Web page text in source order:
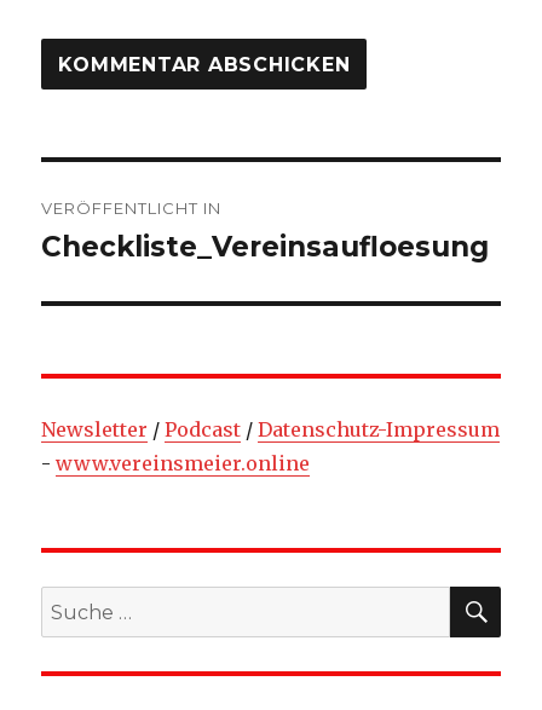
VERÖFFENTLICHT IN
Checkliste_Vereinsaufloesung
Newsletter /Podcast /Datenschutz-Impressum
-www.vereinsmeier.online
Suche
nach: